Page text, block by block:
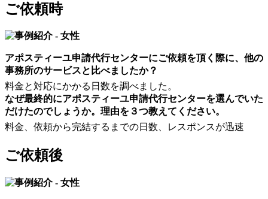
ご依頼時
アポスティーユ申請代行センターにご依頼を頂く際に、他の
事務所のサービスと比べましたか？
料金と対応にかかる日数を調べました。
なぜ最終的にアポスティーユ申請代行センターを選んでいた
だけたのでしょうか。理由を３つ教えてください。
料金、依頼から完結するまでの日数、レスポンスが迅速
ご依頼後